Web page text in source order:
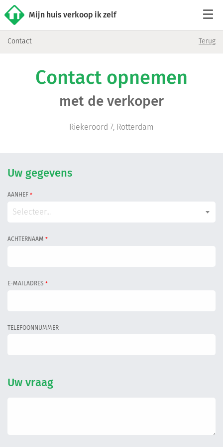
Mijn huis verkoop ik zelf
Woningaanbod
Werkwijze
Reviews
Contact Terug
Contact opnemen
met de verkoper
Riekeroord 7, Rotterdam
Uw gegevens
AANHEF *
Selecteer...
ACHTERNAAM *
E-MAILADRES *
TELEFOONNUMMER
Uw vraag